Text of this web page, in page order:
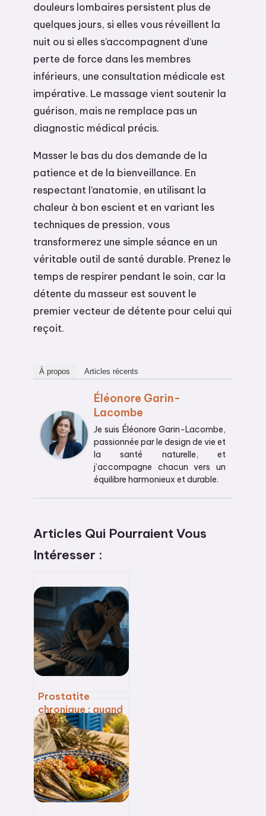
douleurs lombaires persistent plus de
quelques jours, si elles vous réveillent la
nuit ou si elles s’accompagnent d’une
perte de force dans les membres
inférieurs, une consultation médicale est
impérative. Le massage vient soutenir la
guérison, mais ne remplace pas un
diagnostic médical précis.
Masser le bas du dos demande de la
patience et de la bienveillance. En
respectant l’anatomie, en utilisant la
chaleur à bon escient et en variant les
techniques de pression, vous
transformerez une simple séance en un
véritable outil de santé durable. Prenez le
temps de respirer pendant le soin, car la
détente du masseur est souvent le
premier vecteur de détente pour celui qui
reçoit.
À propos Articles récents
Éléonore Garin-
Lacombe
Je suis Éléonore Garin-Lacombe,
passionnée par le design de vie et
la santé naturelle, et
j’accompagne chacun vers un
équilibre harmonieux et durable.
Articles Qui Pourraient Vous
Intéresser :
Prostatite
chronique : quand
le stress devient
la source invisible
de vos douleurs
pelviennes